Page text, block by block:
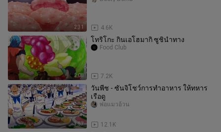
2:31 4.6K
2:08
โทริโกะ กินเอโฮมากิ ซูชินำทาง
7.2K
Food Club
3:57
วันพีช - ซันจิโชว์การทำอาหาร ให้ทหาร
เรือดู
12.1K
พ่อแมวอ้วน